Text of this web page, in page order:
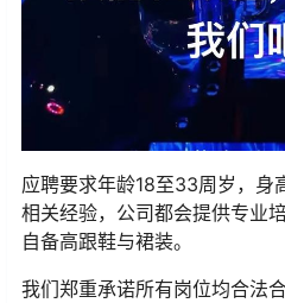
应聘要求年龄18至33周岁，身
相关经验，公司都会提供专业
自备高跟鞋与裙装。
我们郑重承诺所有岗位均合法